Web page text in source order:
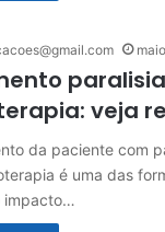
veja
da paciente com
é uma das
impacto…